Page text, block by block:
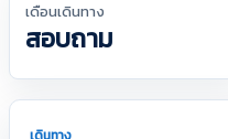
เดือนเดินทาง
สอบถาม